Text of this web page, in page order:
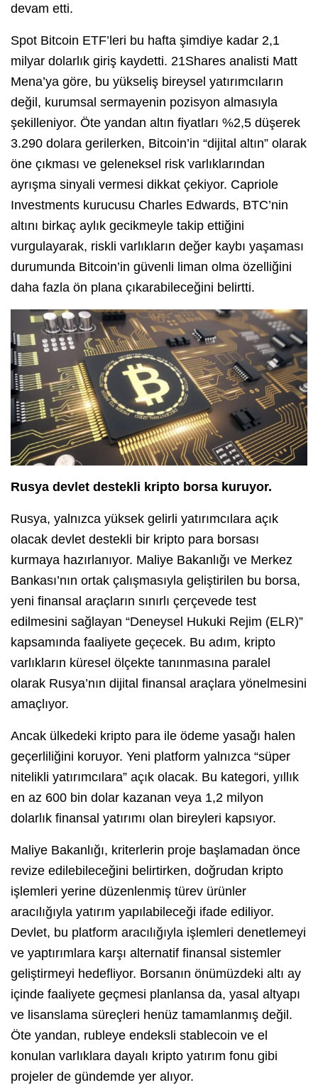
devam etti.
Spot Bitcoin ETF’leri bu hafta şimdiye kadar 2,1
milyar dolarlık giriş kaydetti. 21Shares analisti Matt
Mena’ya göre, bu yükseliş bireysel yatırımcıların
değil, kurumsal sermayenin pozisyon almasıyla
şekilleniyor. Öte yandan altın fiyatları %2,5 düşerek
3.290 dolara gerilerken, Bitcoin’in “dijital altın” olarak
öne çıkması ve geleneksel risk varlıklarından
ayrışma sinyali vermesi dikkat çekiyor. Capriole
Investments kurucusu Charles Edwards, BTC’nin
altını birkaç aylık gecikmeyle takip ettiğini
vurgulayarak, riskli varlıkların değer kaybı yaşaması
durumunda Bitcoin’in güvenli liman olma özelliğini
daha fazla ön plana çıkarabileceğini belirtti.
Rusya devlet destekli kripto borsa kuruyor.
Rusya, yalnızca yüksek gelirli yatırımcılara açık
olacak devlet destekli bir kripto para borsası
kurmaya hazırlanıyor. Maliye Bakanlığı ve Merkez
Bankası’nın ortak çalışmasıyla geliştirilen bu borsa,
yeni finansal araçların sınırlı çerçevede test
edilmesini sağlayan “Deneysel Hukuki Rejim (ELR)”
kapsamında faaliyete geçecek. Bu adım, kripto
varlıkların küresel ölçekte tanınmasına paralel
olarak Rusya’nın dijital finansal araçlara yönelmesini
amaçlıyor.
Ancak ülkedeki kripto para ile ödeme yasağı halen
geçerliliğini koruyor. Yeni platform yalnızca “süper
nitelikli yatırımcılara” açık olacak. Bu kategori, yıllık
en az 600 bin dolar kazanan veya 1,2 milyon
dolarlık finansal yatırımı olan bireyleri kapsıyor.
Maliye Bakanlığı, kriterlerin proje başlamadan önce
revize edilebileceğini belirtirken, doğrudan kripto
işlemleri yerine düzenlenmiş türev ürünler
aracılığıyla yatırım yapılabileceği ifade ediliyor.
Devlet, bu platform aracılığıyla işlemleri denetlemeyi
ve yaptırımlara karşı alternatif finansal sistemler
geliştirmeyi hedefliyor. Borsanın önümüzdeki altı ay
içinde faaliyete geçmesi planlansa da, yasal altyapı
ve lisanslama süreçleri henüz tamamlanmış değil.
Öte yandan, rubleye endeksli stablecoin ve el
konulan varlıklara dayalı kripto yatırım fonu gibi
projeler de gündemde yer alıyor.